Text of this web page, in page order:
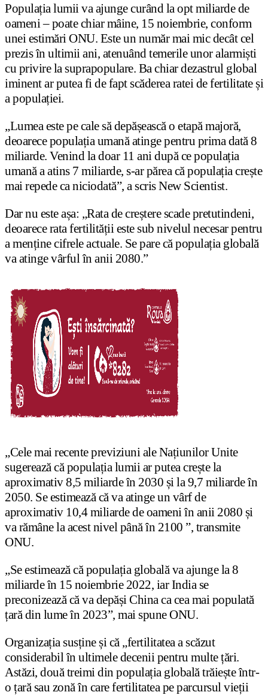
Populația lumii va ajunge curând la opt miliarde de
oameni – poate chiar mâine, 15 noiembrie, conform
unei estimări ONU. Este un număr mai mic decât cel
prezis în ultimii ani, atenuând temerile unor alarmiști
cu privire la suprapopulare. Ba chiar dezastrul global
iminent ar putea fi de fapt scăderea ratei de fertilitate și
a populației.
„Lumea este pe cale să depășească o etapă majoră,
deoarece populația umană atinge pentru prima dată 8
miliarde. Venind la doar 11 ani după ce populația
umană a atins 7 miliarde, s-ar părea că populația crește
mai repede ca niciodată”, a scris New Scientist.
Dar nu este așa: „Rata de creștere scade pretutindeni,
deoarece rata fertilității este sub nivelul necesar pentru
a menține cifrele actuale. Se pare că populația globală
va atinge vârful în anii 2080.”
„Cele mai recente previziuni ale Națiunilor Unite
sugerează că populația lumii ar putea crește la
aproximativ 8,5 miliarde în 2030 și la 9,7 miliarde în
2050. Se estimează că va atinge un vârf de
aproximativ 10,4 miliarde de oameni în anii 2080 și
va rămâne la acest nivel până în 2100 ”, transmite
ONU.
„Se estimează că populația globală va ajunge la 8
miliarde în 15 noiembrie 2022, iar India se
preconizează că va depăși China ca cea mai populată
țară din lume în 2023”, mai spune ONU.
Organizația susține și că „fertilitatea a scăzut
considerabil în ultimele decenii pentru multe țări.
Astăzi, două treimi din populația globală trăiește într-
o țară sau zonă în care fertilitatea pe parcursul vieții